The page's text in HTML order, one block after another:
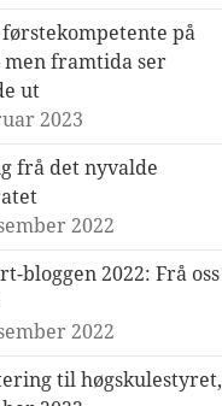
på
men framtida ser
ut
2023
frå det nyvalde
2022
bloggen 2022: Frå oss
2022
til høgskulestyret,